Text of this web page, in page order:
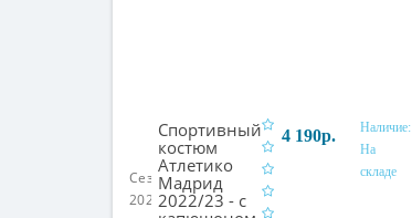
Сезон:
2022/23
Спортивный
костюм
Атлетико
Мадрид
2022/23 - с
4 190р.
В корзину
Наличие:
На
складе